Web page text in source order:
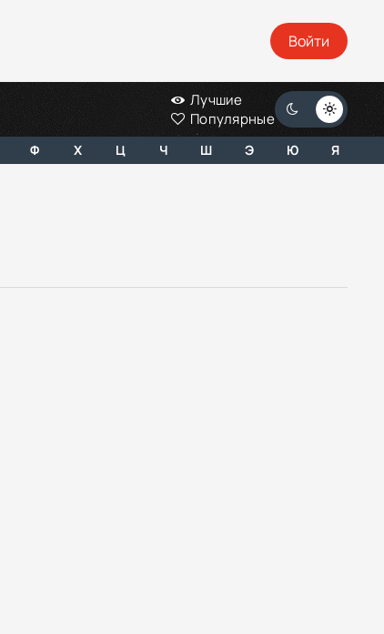
Войти
Лучшие
Популярные
Ф Х Ц Ч Ш Э Ю Я